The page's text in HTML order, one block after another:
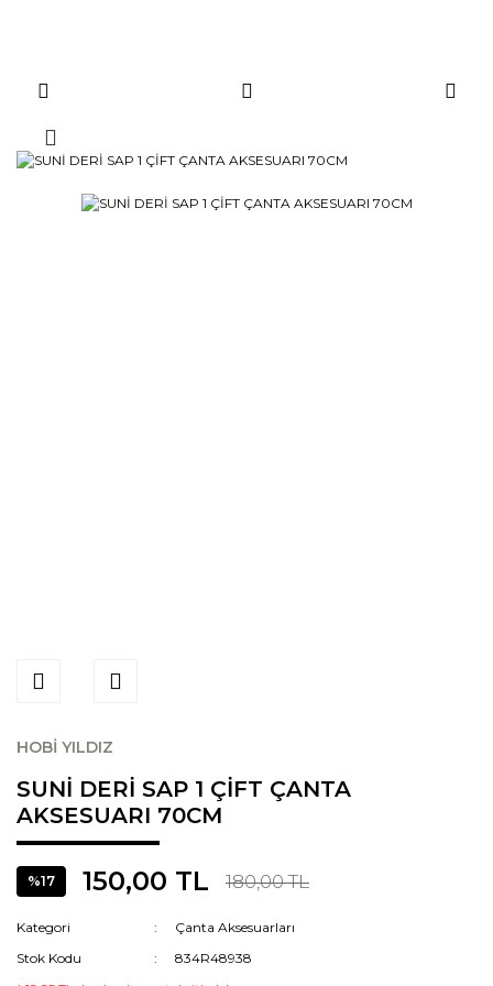
HOBİ YILDIZ
SUNİ DERİ SAP 1 ÇİFT ÇANTA
AKSESUARI 70CM
%17 150,00 TL 180,00 TL
Kategori
Çanta Aksesuarları
Stok Kodu
834R48938